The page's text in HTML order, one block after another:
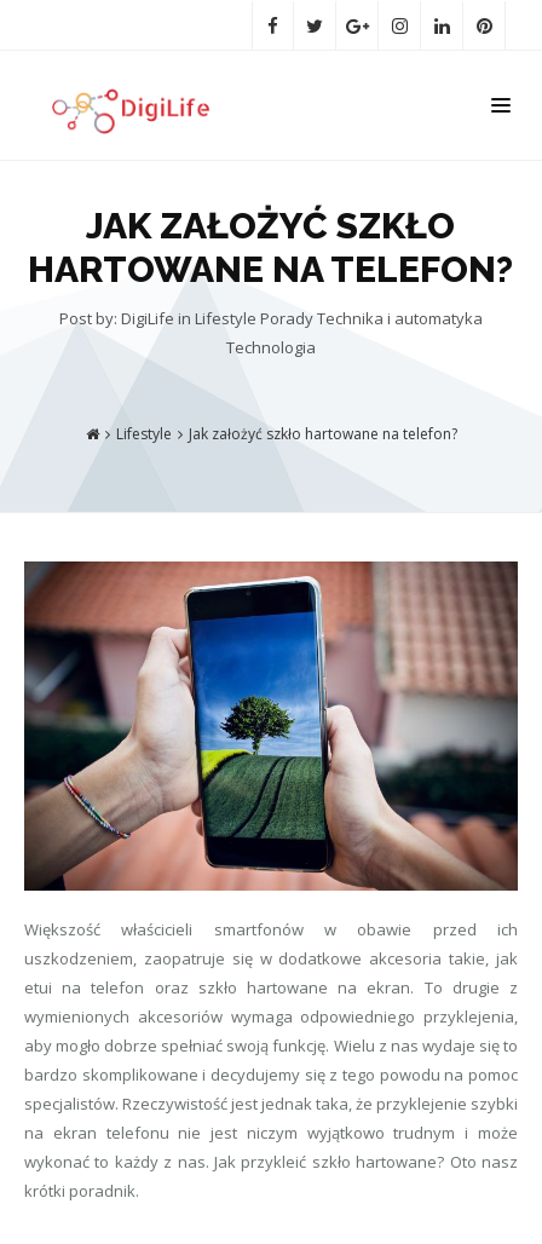
JAK ZAŁOŻYĆ SZKŁO
HARTOWANE NA TELEFON?
Post by: DigiLife in Lifestyle PoradyTechnika i automatyka
Technologia
Lifestyle Jak założyć szkło hartowane na telefon?
Większość właścicieli smartfonów w obawie przed ich
uszkodzeniem, zaopatruje się w dodatkowe akcesoria takie, jak
etui na telefon oraz szkło hartowane na ekran. To drugie z
wymienionych akcesoriów wymaga odpowiedniego przyklejenia,
aby mogło dobrze spełniać swoją funkcję. Wielu z nas wydaje się to
bardzo skomplikowane i decydujemy się z tego powodu na pomoc
specjalistów. Rzeczywistość jest jednak taka, że przyklejenie szybki
na ekran telefonu nie jest niczym wyjątkowo trudnym i może
wykonać to każdy z nas. Jak przykleić szkło hartowane? Oto nasz
krótki poradnik.